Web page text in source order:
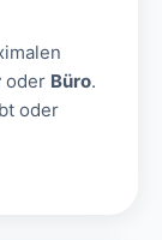
oder Büro.
oder